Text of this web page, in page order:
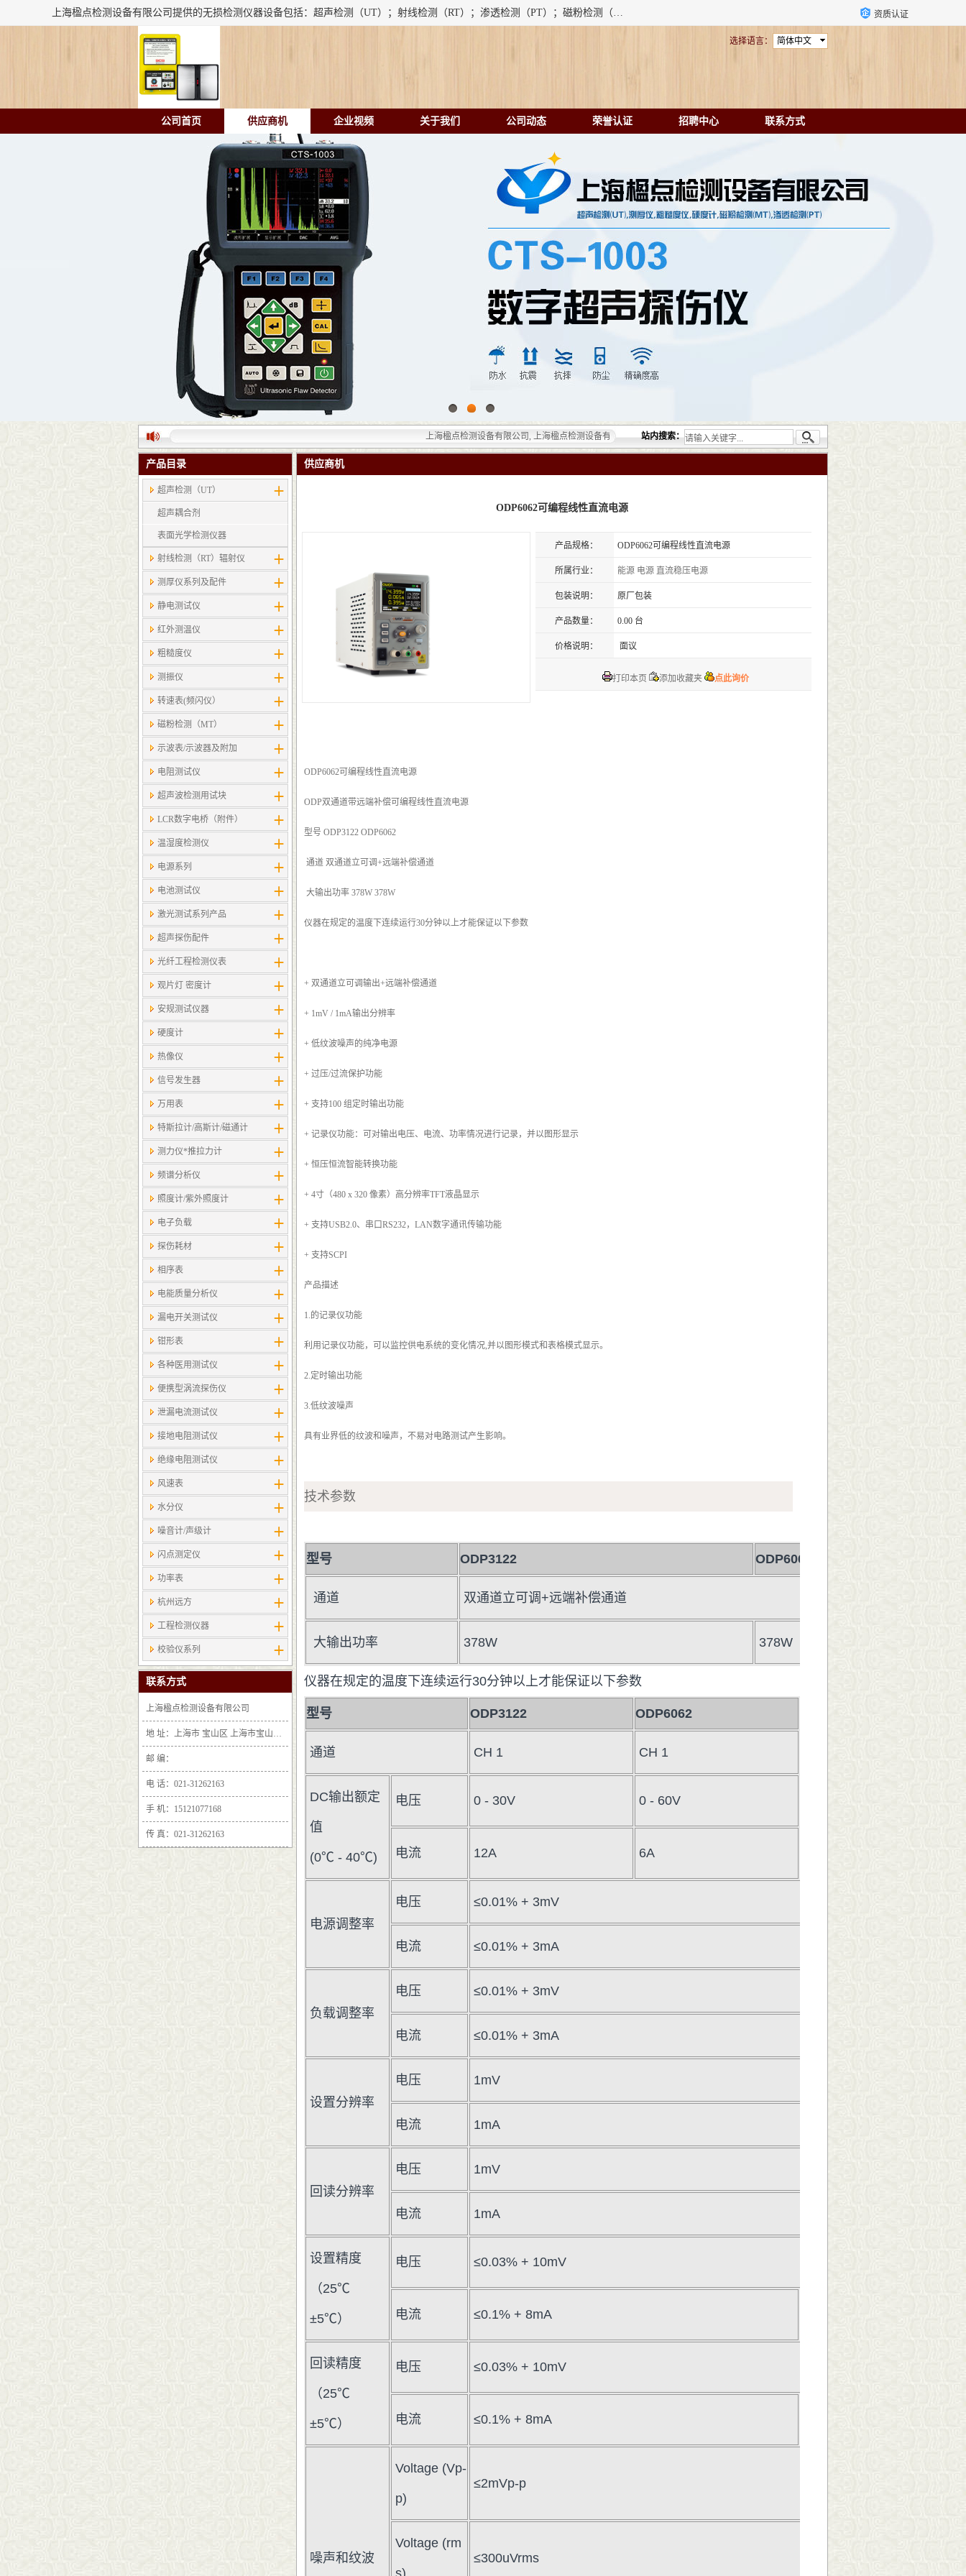
上海楹点检测设备有限公司提供的无损检测仪器设备包括：超声检测（UT）；射线检测（RT）；渗透检测（PT）；磁粉检测（MT）；涡流检测（ET）；化学用品（CH）、超声波相控阵、超声波测厚仪、超声导波、超声TOFD探伤仪、超声波探头、涡流探伤仪、涡流探头、涡流阵列、磁粉探伤机。代理以下品牌：汕超、美国GE(德国KK）、奥林巴斯（Olympus NDT）、美国磁通（Magnaflux）、DAKOTA等； 资质认证
简体中文
选择语言：
公司首页 供应商机 企业视频 关于我们 公司动态 荣誉认证 招聘中心 联系方式
上海楹点检测设备有限公司, 上海楹点检测设备有限公司提供的无损检测仪器设备包括：超声检测（UT）；射线检测（RT）；渗透检测（PT）；
站内搜索：
产品目录
超声检测（UT）
超声耦合剂
表面光学检测仪器
射线检测（RT）辐射仪
测厚仪系列及配件
静电测试仪
红外测温仪
粗糙度仪
测振仪
转速表(频闪仪）
磁粉检测（MT）
示波表/示波器及附加
电阻测试仪
超声波检测用试块
LCR数字电桥（附件）
温湿度检测仪
电源系列
电池测试仪
激光测试系列产品
超声探伤配件
光纤工程检测仪表
观片灯 密度计
安规测试仪器
硬度计
热像仪
信号发生器
万用表
特斯拉计/高斯计​/磁通计
测力仪*推拉力计
频谱分析仪
照度计/紫外照度计
电子负载
探伤耗材
相序表
电能质量分析仪
漏电开关测试仪
钳形表
各种医用测试仪
便携型涡流探伤仪
泄漏电流测试仪
接地电阻测试仪
绝缘电阻测试仪
风速表
水分仪
噪音计/声级计
闪点测定仪
功率表
杭州远方
工程检测仪器
校验仪系列
联系方式
上海楹点检测设备有限公司
地 址：上海市 宝山区 上海市宝山区沪太路6397号1-2层F25区1011室
邮 编：
电 话：021-31262163
手 机：15121077168
传 真：021-31262163
供应商机
ODP6062可编程线性直流电源
产品规格： ODP6062可编程线性直流电源
所属行业： 能源 电源 直流稳压电源
包装说明： 原厂包装
产品数量： 0.00 台
价格说明： 面议
打印本页 添加收藏夹 点此询价
ODP6062可编程线性直流电源
ODP双通道带远端补偿可编程线性直流电源
型号 ODP3122 ODP6062
通道 双通道立可调+远端补偿通道
大输出功率 378W 378W
仪器在规定的温度下连续运行30分钟以上才能保证以下参数
+ 双通道立可调输出+远端补偿通道
+ 1mV / 1mA输出分辨率
+ 低纹波噪声的纯净电源
+ 过压/过流保护功能
+ 支持100 组定时输出功能
+ 记录仪功能：可对输出电压、电流、功率情况进行记录，并以图形显示
+ 恒压恒流智能转换功能
+ 4寸（480 x 320 像素）高分辨率TFT液晶显示
+ 支持USB2.0、串口RS232，LAN数字通讯传输功能
+ 支持SCPI
产品描述
1.的记录仪功能
利用记录仪功能，可以监控供电系统的变化情况,并以图形模式和表格模式显示。
2.定时输出功能
3.低纹波噪声
具有业界低的纹波和噪声，不易对电路测试产生影响。
技术参数
型号 ODP3122 ODP6062
通道 双通道立可调+远端补偿通道
大输出功率 378W 378W
仪器在规定的温度下连续运行30分钟以上才能保证以下参数
型号 ODP3122 ODP6062
通道 CH 1 CH 1
DC输出额定
值
(0℃ - 40℃)
电压 0 - 30V 0 - 60V
电流 12A 6A
电源调整率
电压 ≤0.01% + 3mV
电流 ≤0.01% + 3mA
负载调整率
电压 ≤0.01% + 3mV
电流 ≤0.01% + 3mA
设置分辨率
电压 1mV
电流 1mA
回读分辨率
电压 1mV
电流 1mA
设置精度
（25℃
±5℃）
电压 ≤0.03% + 10mV
电流 ≤0.1% + 8mA
回读精度
（25℃
±5℃）
电压 ≤0.03% + 10mV
电流 ≤0.1% + 8mA
噪声和纹波
Voltage (Vp-
p)
≤2mVp-p
Voltage (rm
s)
≤300uVrms